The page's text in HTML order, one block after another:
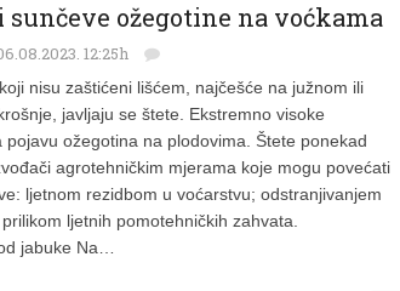
ožegotine na voćkama
12:25h
nisu zaštićeni lišćem, najčešće na južnom ili
javljaju se štete. Ekstremno visoke
ožegotina na plodovima. Štete ponekad
agrotehničkim mjerama koje mogu povećati
ljetnom rezidbom u voćarstvu; odstranjivanjem
ljetnih pomotehničkih zahvata.
jabuke Na…